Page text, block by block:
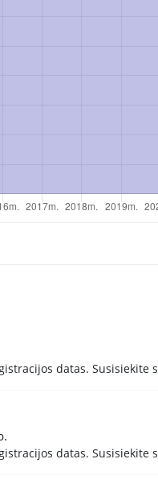
datas. Susisiekite
datas. Susisiekite